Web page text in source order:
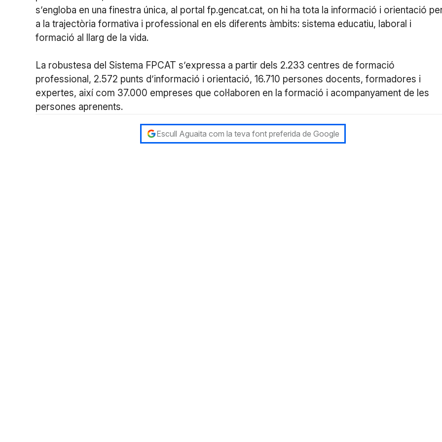
s’engloba en una finestra única, al portal fp.gencat.cat, on hi ha tota la informació i orientació
a la trajectòria formativa i professional en els diferents àmbits: sistema educatiu, laboral i
formació al llarg de la vida.
La robustesa del Sistema FPCAT s’expressa a partir dels 2.233 centres de formació
professional, 2.572 punts d’informació i orientació, 16.710 persones docents, formadores i
expertes, així com 37.000 empreses que col·laboren en la formació i acompanyament de les
persones aprenents.
Escull Aguaita com la teva font preferida de Google